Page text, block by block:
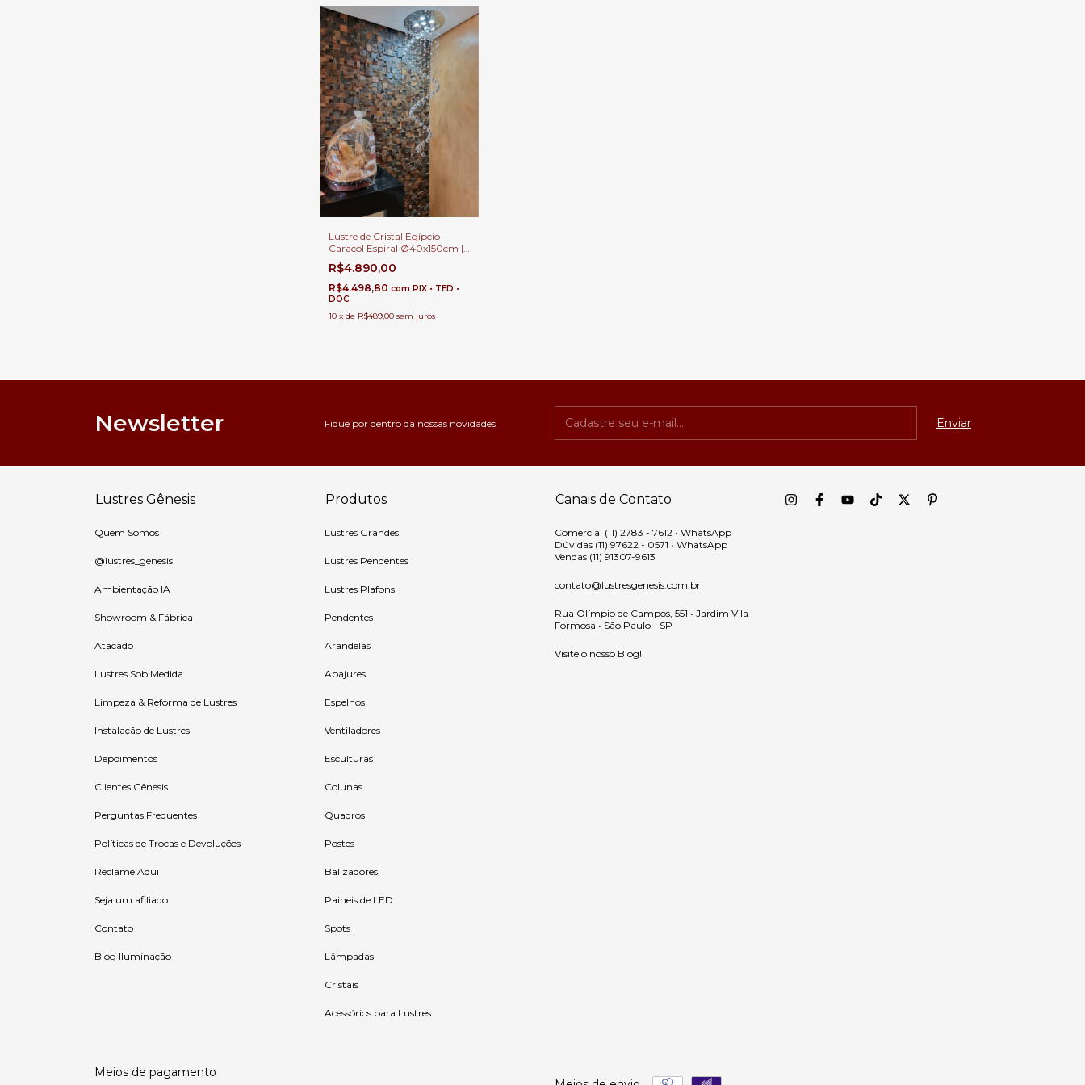
Lustre de Cristal Egípcio
Caracol Espiral Ø40x150cm |
Padaria Rosa de Ouro
R$4.890,00
R$4.498,80 com PIX • TED •
DOC
10 x de R$489,00 sem juros
Newsletter Fique por dentro da nossas novidades
Lustres Gênesis
Quem Somos
@lustres_genesis
Ambientação IA
Showroom & Fábrica
Atacado
Lustres Sob Medida
Limpeza & Reforma de Lustres
Instalação de Lustres
Depoimentos
Clientes Gênesis
Perguntas Frequentes
Políticas de Trocas e Devoluções
Reclame Aqui
Seja um afiliado
Contato
Blog Iluminação
Produtos
Lustres Grandes
Lustres Pendentes
Lustres Plafons
Pendentes
Arandelas
Abajures
Espelhos
Ventiladores
Esculturas
Colunas
Quadros
Postes
Balizadores
Paineis de LED
Spots
Lâmpadas
Cristais
Acessórios para Lustres
Canais de Contato
Comercial (11) 2783 - 7612 • WhatsApp
Dúvidas (11) 97622 - 0571 • WhatsApp
Vendas (11) 91307-9613
contato@lustresgenesis.com.br
Rua Olímpio de Campos, 551 • Jardim Vila
Formosa • São Paulo - SP
Visite o nosso Blog!
Meios de pagamento